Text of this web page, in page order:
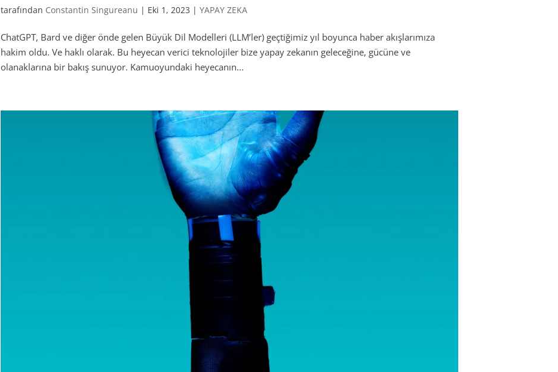
tarafından Constantin Singureanu | Eki 1, 2023 |YAPAY ZEKA
ChatGPT, Bard ve diğer önde gelen Büyük Dil Modelleri (LLM’ler) geçtiğimiz yıl boyunca haber akışlarımıza
hakim oldu. Ve haklı olarak. Bu heyecan verici teknolojiler bize yapay zekanın geleceğine, gücüne ve
olanaklarına bir bakış sunuyor. Kamuoyundaki heyecanın...